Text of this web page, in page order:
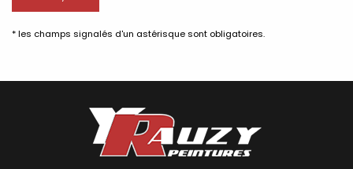
* les champs signalés d'un astérisque sont obligatoires.